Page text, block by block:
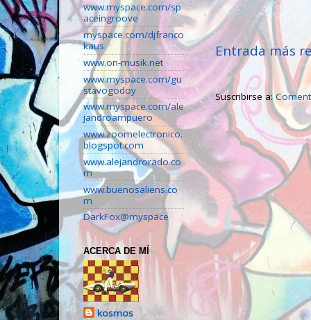
Entrada más
Suscribirse a:
www.myspace.com/sp
aceingroove
myspace.com/djfranco
kaus
www.on-musik.net
www.myspace.com/gu
stavogodoy
www.myspace.com/ale
jandroampuero
www.zoomelectronico.
blogspot.com
www.alejandrorado.co
m
www.buenosaliens.co
m
DarkFox@myspace
ACERCA DE MÍ
kosmos